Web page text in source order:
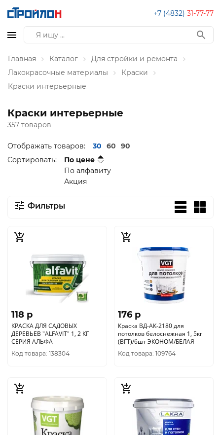
+7 (4832) 31-77-77
Главная Каталог
Для стройки и ремонта
Лакокрасочные материалы
Краски
Краски интерьерные
Краски интерьерные
357 товаров
Отображать товаров: 30 60
90
Сортировать:
По цене
По алфавиту
Акция
Фильтры
118 p
КРАСКА ДЛЯ САДОВЫХ
ДЕРЕВЬЕВ "ALFAVIT" 1, 2 КГ
СЕРИЯ АЛЬФА
Код товара: 138304
176 p
Краска ВД-АК-2180 для
потолков белоснежная 1, 5кг
(ВГТ)/6шт ЭКОНОМ/БЕЛАЯ
Код товара: 109764